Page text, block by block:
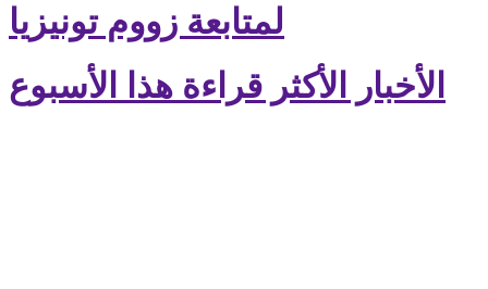
لمتابعة زووم تونيزيا
الأخبار الأكثر قراءة هذا الأسبوع